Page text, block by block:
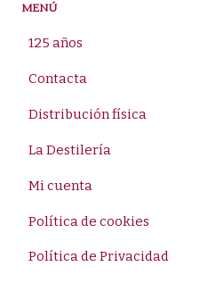
MENÚ
125 años
Contacta
Distribución física
La Destilería
Mi cuenta
Política de cookies
Política de Privacidad